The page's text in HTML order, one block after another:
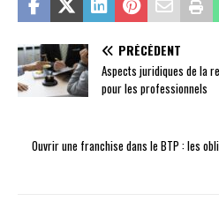
PRÉCÉDENT
Aspects juridiques de la
pour les professionnels
Ouvrir une franchise dans le BTP : les